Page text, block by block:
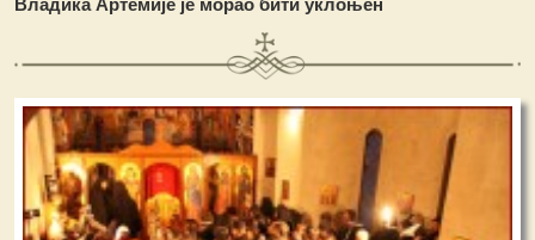
Владика Артемије је морао бити уклоњен